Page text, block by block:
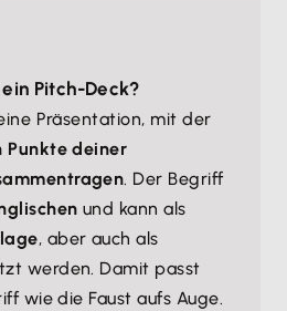
Pitch-Deck?
Präsentation, mit der
deiner
. Der Begriff
und kann als
, aber auch als
werden. Damit passt
wie die Faust aufs Auge.